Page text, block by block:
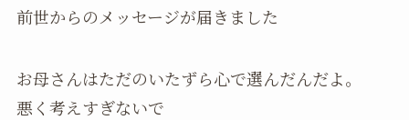
前世からのメッセージが届きました
お母さんはただのいたずら心で選んだんだよ。
悪く考えすぎないで